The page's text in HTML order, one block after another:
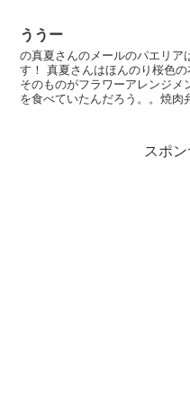
ううー
の真夏さんのメールのパエリア
す！ 真夏さんはほんのり桜色
そのものがフラワーアレンジ
を食べていたんだろう。。焼肉
スポ